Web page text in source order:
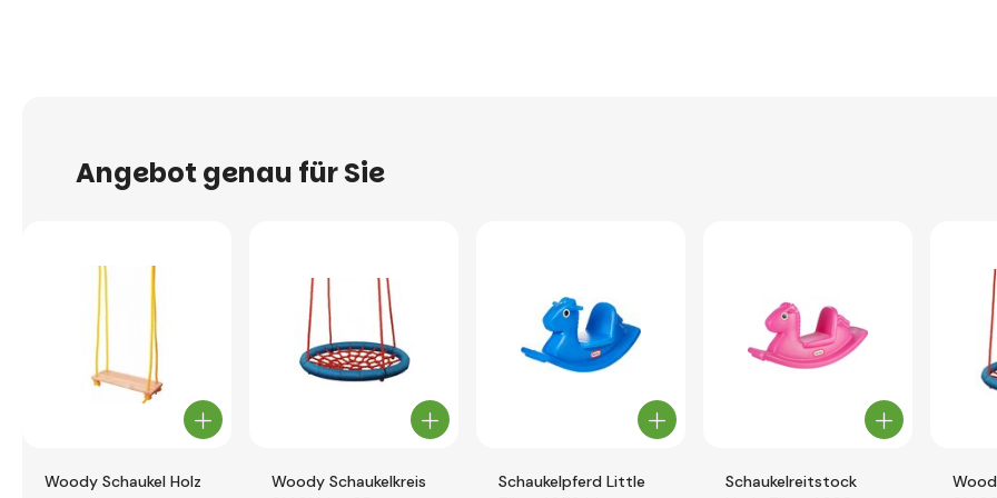
Angebot genau für Sie
Woody Schaukel Holz
Woody Schaukelkreis
Schaukelpferd Little
Schaukelreitstock